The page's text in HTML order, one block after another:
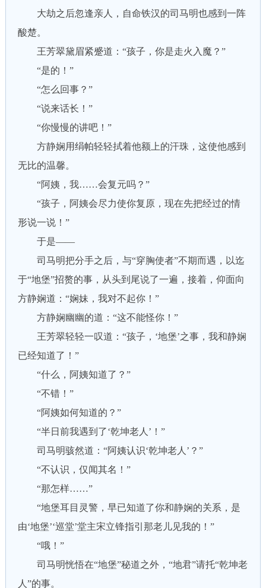
大劫之后忽逢亲人，自命铁汉的司马明也感到一阵
酸楚。
王芳翠黛眉紧蹙道：“孩子，你是走火入魔？”
“是的！”
“怎么回事？”
“说来话长！”
“你慢慢的讲吧！”
方静娴用绢帕轻轻拭着他额上的汗珠，这使他感到
无比的温馨。
“阿姨，我……会复元吗？”
“孩子，阿姨会尽力使你复原，现在先把经过的情
形说一说！”
于是——
司马明把分手之后，与“穿胸使者”不期而遇，以迄
于“地堡”招赘的事，从头到尾说了一遍，接着，仰面向
方静娴道：“娴妹，我对不起你！”
方静娴幽幽的道：“这不能怪你！”
王芳翠轻轻一叹道：“孩子，‘地堡’之事，我和静娴
已经知道了！”
“什么，阿姨知道了？”
“不错！”
“阿姨如何知道的？”
“半日前我遇到了‘乾坤老人’！”
司马明骇然道：“阿姨认识‘乾坤老人’？”
“不认识，仅闻其名！”
“那怎样……”
“地堡耳目灵警，早已知道了你和静娴的关系，是
由‘地堡’‘巡堂’堂主宋立锋指引那老儿见我的！”
“哦！”
司马明恍悟在“地堡”秘道之外，“地君”请托“乾坤老
人”的事。